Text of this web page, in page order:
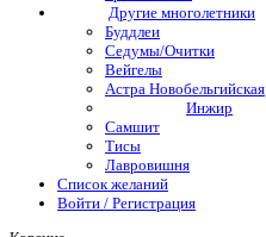
Другие многолетники
Буддлеи
Седумы/Очитки
Вейгелы
Астра Новобельгийская
Инжир
Самшит
Тисы
Лавровишня
Список желаний
Войти / Регистрация